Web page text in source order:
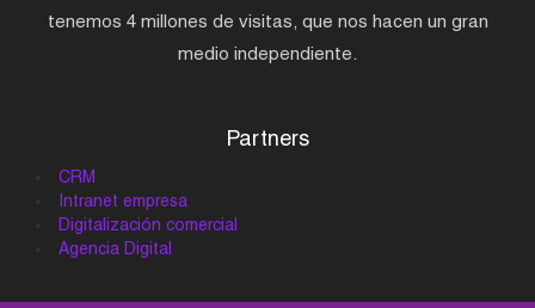
tenemos 4 millones de visitas, que nos hacen un gran
medio independiente.
Partners
CRM
Intranet empresa
Digitalización comercial
Agencia Digital